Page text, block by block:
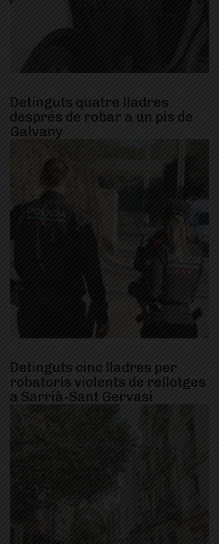
Detinguts quatre lladres
després de robar a un pis de
Galvany
Detinguts cinc lladres per
robatoris violents de rellotges
a Sarrià-Sant Gervasi